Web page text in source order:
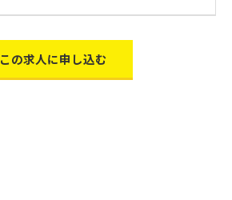
この求人に申し込む